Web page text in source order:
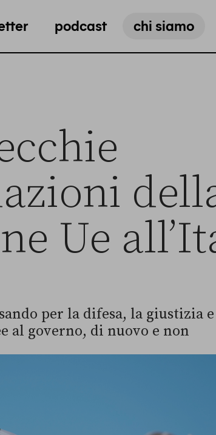
podcast chi siamo
Ue
per la difesa, la giustizia
al governo, di nuovo e non